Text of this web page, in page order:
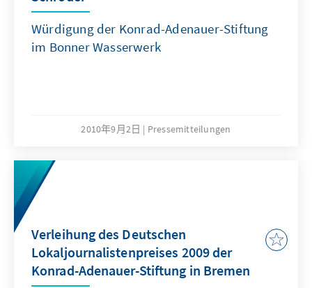
Würdigung der Konrad-Adenauer-Stiftung
im Bonner Wasserwerk
2010年9月2日 Pressemitteilungen
Verleihung des Deutschen
Lokaljournalistenpreises 2009 der
Konrad-Adenauer-Stiftung in Bremen